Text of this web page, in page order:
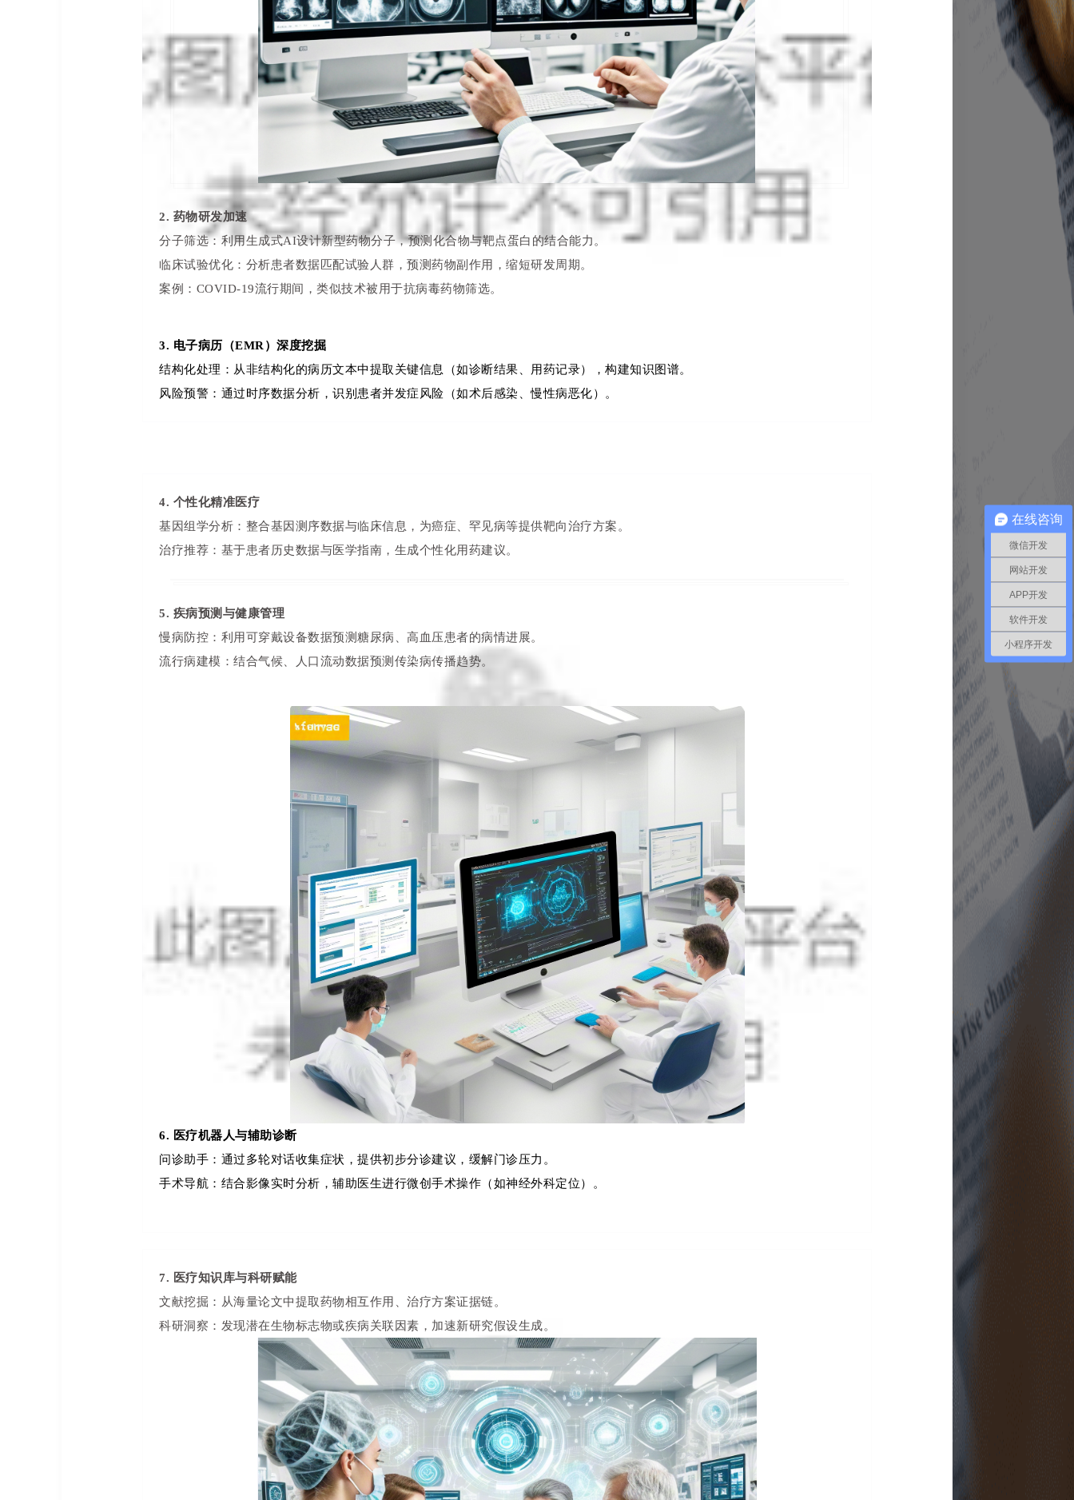
2. 药物研发加速
分子筛选：利用生成式AI设计新型药物分子，预测化合物与靶点蛋白的结合能力。
临床试验优化：分析患者数据匹配试验人群，预测药物副作用，缩短研发周期。
案例：COVID-19流行期间，类似技术被用于抗病毒药物筛选。
3. 电子病历（EMR）深度挖掘
结构化处理：从非结构化的病历文本中提取关键信息（如诊断结果、用药记录），构建知识图谱。
风险预警：通过时序数据分析，识别患者并发症风险（如术后感染、慢性病恶化）。
4. 个性化精准医疗
基因组学分析：整合基因测序数据与临床信息，为癌症、罕见病等提供靶向治疗方案。
治疗推荐：基于患者历史数据与医学指南，生成个性化用药建议。
5. 疾病预测与健康管理
慢病防控：利用可穿戴设备数据预测糖尿病、高血压患者的病情进展。
流行病建模：结合气候、人口流动数据预测传染病传播趋势。
6. 医疗机器人与辅助诊断
问诊助手：通过多轮对话收集症状，提供初步分诊建议，缓解门诊压力。
手术导航：结合影像实时分析，辅助医生进行微创手术操作（如神经外科定位）。
7. 医疗知识库与科研赋能
文献挖掘：从海量论文中提取药物相互作用、治疗方案证据链。
科研洞察：发现潜在生物标志物或疾病关联因素，加速新研究假设生成。
在线咨询
微信开发
网站开发
APP开发
软件开发
小程序开发